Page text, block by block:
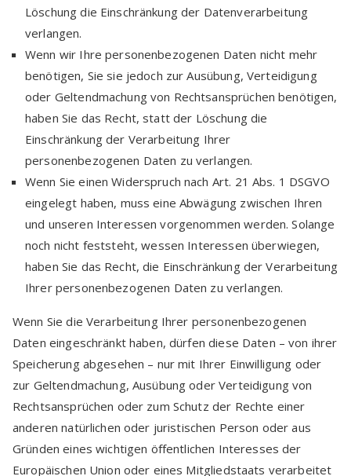
Löschung die Einschränkung der Datenverarbeitung
verlangen.
Wenn wir Ihre personenbezogenen Daten nicht mehr
benötigen, Sie sie jedoch zur Ausübung, Verteidigung
oder Geltendmachung von Rechtsansprüchen benötigen,
haben Sie das Recht, statt der Löschung die
Einschränkung der Verarbeitung Ihrer
personenbezogenen Daten zu verlangen.
Wenn Sie einen Widerspruch nach Art. 21 Abs. 1 DSGVO
eingelegt haben, muss eine Abwägung zwischen Ihren
und unseren Interessen vorgenommen werden. Solange
noch nicht feststeht, wessen Interessen überwiegen,
haben Sie das Recht, die Einschränkung der Verarbeitung
Ihrer personenbezogenen Daten zu verlangen.
Wenn Sie die Verarbeitung Ihrer personenbezogenen
Daten eingeschränkt haben, dürfen diese Daten – von ihrer
Speicherung abgesehen – nur mit Ihrer Einwilligung oder
zur Geltendmachung, Ausübung oder Verteidigung von
Rechtsansprüchen oder zum Schutz der Rechte einer
anderen natürlichen oder juristischen Person oder aus
Gründen eines wichtigen öffentlichen Interesses der
Europäischen Union oder eines Mitgliedstaats verarbeitet